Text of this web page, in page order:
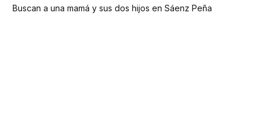
Buscan a una mamá y sus dos hijos en Sáenz Peña